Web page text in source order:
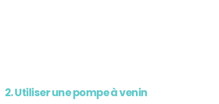
2. Utiliser une pompe à venin